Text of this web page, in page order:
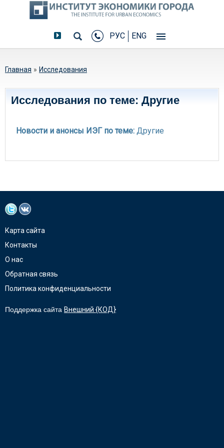
РУС ENG
Вы здесь
Главная » Исследования
Исследования по теме: Другие
Новости и анонсы ИЭГ по теме: Другие
Карта сайта
Контакты
О нас
Обратная связь
Политика конфиденциальности
Поддержка сайта Внешний {КОД}